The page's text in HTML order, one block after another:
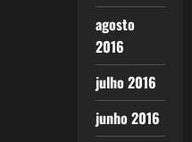
agosto
2016
julho 2016
junho 2016